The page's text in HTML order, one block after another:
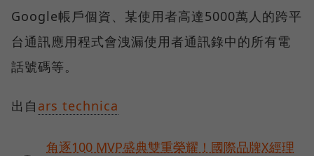
Google帳戶個資、某使用者高達5000萬人的跨平
台通訊應用程式會洩漏使用者通訊錄中的所有電
話號碼等。
出自 ars technica
角逐100 MVP盛典雙重榮耀！國際品牌X經理